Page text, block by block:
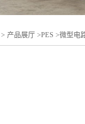
> 产品展厅 >PES >微型电